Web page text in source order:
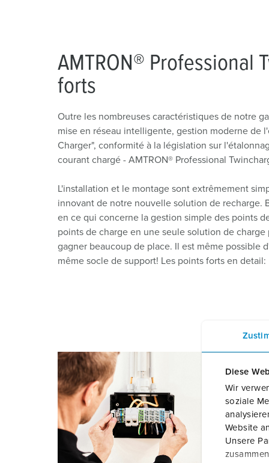
Diese
Wir
soziale
Website
Unsere
AMTRON® Professional
forts
Outre les nombreuses caractéristiques de notre
mise en réseau intelligente, gestion moderne de
Charger", conformité à la législation sur
courant chargé - AMTRON® Professional
L'installation et le montage sont extrêmement
innovant de notre nouvelle solution de recharge.
en ce qui concerne la gestion simple des points
points de charge en une seule solution de
gagner beaucoup de place. Il est même possible
même socle de support! Les points forts en detail:
la